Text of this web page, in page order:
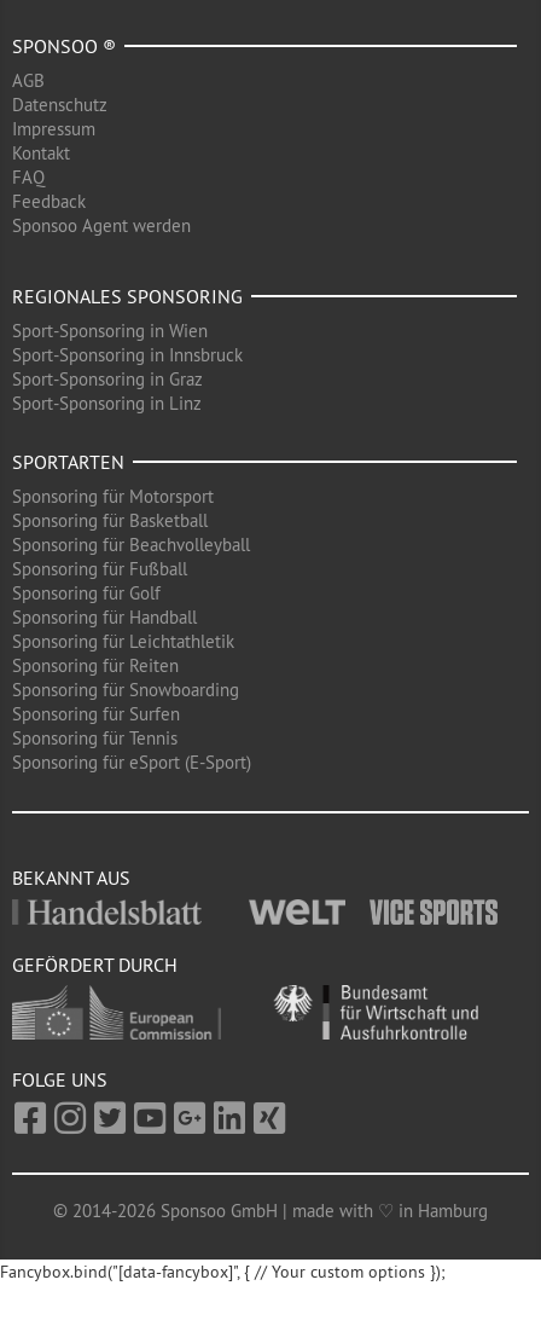
SPONSOO ®
AGB
Datenschutz
Impressum
Kontakt
FAQ
Feedback
Sponsoo Agent werden
REGIONALES SPONSORING
Sport-Sponsoring in Wien
Sport-Sponsoring in Innsbruck
Sport-Sponsoring in Graz
Sport-Sponsoring in Linz
SPORTARTEN
Sponsoring für Motorsport
Sponsoring für Basketball
Sponsoring für Beachvolleyball
Sponsoring für Fußball
Sponsoring für Golf
Sponsoring für Handball
Sponsoring für Leichtathletik
Sponsoring für Reiten
Sponsoring für Snowboarding
Sponsoring für Surfen
Sponsoring für Tennis
Sponsoring für eSport (E-Sport)
BEKANNT AUS
GEFÖRDERT DURCH
FOLGE UNS
© 2014-2026 Sponsoo GmbH | made with ♡ in Hamburg
Fancybox.bind("[data-fancybox]", { // Your custom options });